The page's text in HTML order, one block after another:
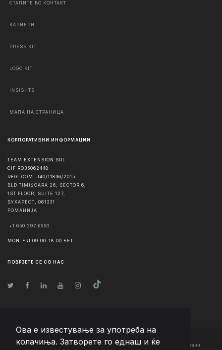
Ова е известување за употреба на
колачиња. Затворете го еднаш и ќе
СТАПИТЕ ВО КОНТАКТ
КАРИЕРИ
PRESS KIT
LOGO KIT
INSIGHTS
МАПА НА СТРАНИЦА
КОРПОРАТИВНИ ИНФОРМАЦИИ
TEAM EXTENSION SRL
CIF RO35062448
REG. COM. J40/11836/2015
BLD TIMIȘOARA 26, SECTOR 6,
1ST FLOOR, SUITE 127,
БУХАРЕСТ
061331
РОМАНИЈА
+1 650 297 6550
MON-FRI 09:00-18:00 EET
ПОВРЗЕТЕ СЕ СО НАС
© Авторско право2026 Team Extension Macedonia - Сите права задржани